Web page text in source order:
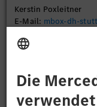
Kerstin Poxleitner
E-Mail: mbox-dh-